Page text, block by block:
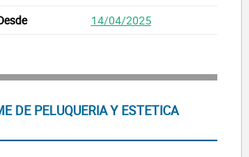
14/04/2025
DE PELUQUERIA Y ESTETICA